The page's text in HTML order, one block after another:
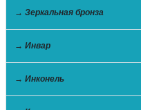
→ Зеркальная бронза
→ Инвар
→ Инконель